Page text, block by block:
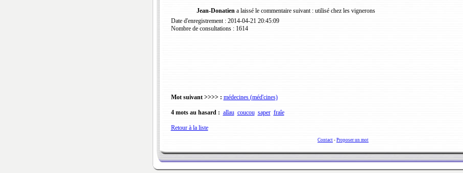
Jean-Donatiena laissé le commentaire suivant : utilisé chez les vignerons
Date d'enregistrement : 2014-04-21 20:45:09
Nombre de consultations : 1614
Mot suivant >>>> : médecines (méd'cines)
4 mots au hasard : allau coucou saper fraîe
Retour à la liste
Contact - Proposer un mot